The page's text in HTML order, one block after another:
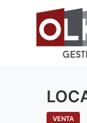
VENTA